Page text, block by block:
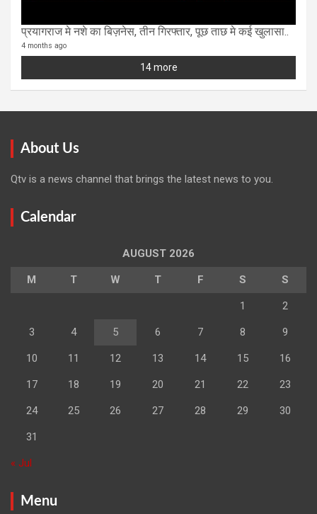
प्रयागराज मे नशे का बिज़नेस, तीन गिरफ्तार, पूछ ताछ मे कई खुलासा..
4 months ago
14 more
About Us
Qtv is a news channel that brings the latest news to you.
Calendar
AUGUST 2026
M T W T F S S
1 2
3 4 5 6 7 8 9
10 11 12 13 14 15 16
17 18 19 20 21 22 23
24 25 26 27 28 29 30
31
« Jul
Menu